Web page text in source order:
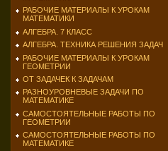
РАБОЧИЕ МАТЕРИАЛЫ К УРОКАМ
МАТЕМАТИКИ
АЛГЕБРА. 7 КЛАСС
АЛГЕБРА. ТЕХНИКА РЕШЕНИЯ ЗАДАЧ
РАБОЧИЕ МАТЕРИАЛЫ К УРОКАМ
ГЕОМЕТРИИ
ОТ ЗАДАЧЕК К ЗАДАЧАМ
РАЗНОУРОВНЕВЫЕ ЗАДАЧИ ПО
МАТЕМАТИКЕ
САМОСТОЯТЕЛЬНЫЕ РАБОТЫ ПО
ГЕОМЕТРИИ
САМОСТОЯТЕЛЬНЫЕ РАБОТЫ ПО
МАТЕМАТИКЕ